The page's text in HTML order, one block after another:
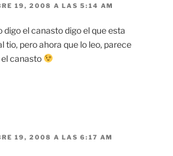
19, 2008 A LAS 5:14 AM
digo el canasto digo el que esta
tio, pero ahora que lo leo, parece
canasto
19, 2008 A LAS 6:17 AM